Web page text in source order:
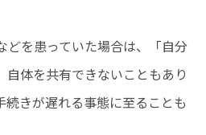
どを患っていた場合は、「自分
体を共有できないこともあり
続きが遅れる事態に至ることも